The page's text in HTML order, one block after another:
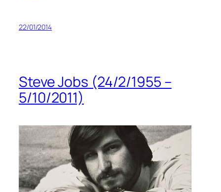
22/01/2014
Steve Jobs (24/2/1955 –
5/10/2011)